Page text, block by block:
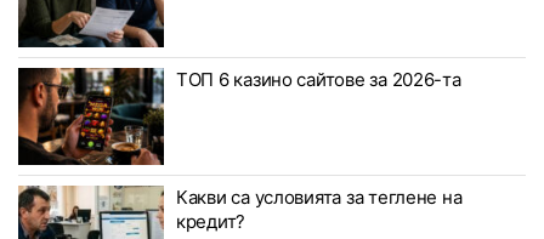
ТОП 6 казино сайтове за 2026-та
Какви са условията за теглене на
кредит?